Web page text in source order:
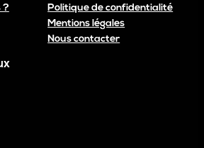
?
Politique de confidentialité
Mentions légales
Nous contacter